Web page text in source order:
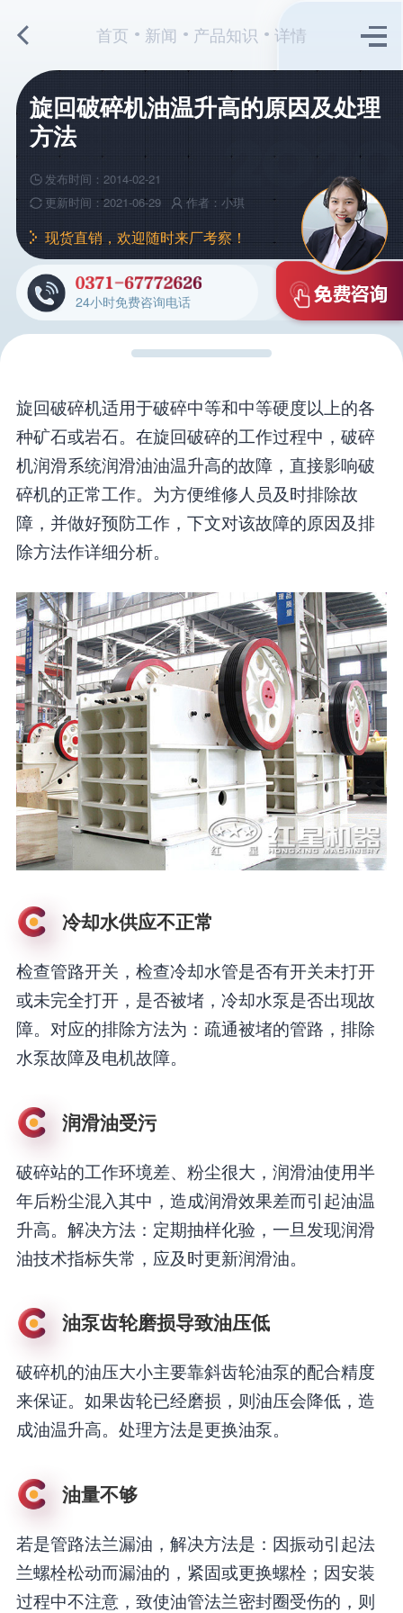
首页 新闻 产品知识 详情
旋回破碎机油温升高的原因及处理
方法
发布时间：2014-02-21
更新时间：2021-06-29
作者：小琪
现货直销，欢迎随时来厂考察！
24小时免费咨询电话
旋回破碎机适用于破碎中等和中等硬度以上的各
种矿石或岩石。在旋回破碎的工作过程中，破碎
机润滑系统润滑油油温升高的故障，直接影响破
碎机的正常工作。为方便维修人员及时排除故
障，并做好预防工作，下文对该故障的原因及排
除方法作详细分析。
冷却水供应不正常
检查管路开关，检查冷却水管是否有开关未打开
或未完全打开，是否被堵，冷却水泵是否出现故
障。对应的排除方法为：疏通被堵的管路，排除
水泵故障及电机故障。
润滑油受污
破碎站的工作环境差、粉尘很大，润滑油使用半
年后粉尘混入其中，造成润滑效果差而引起油温
升高。解决方法：定期抽样化验，一旦发现润滑
油技术指标失常，应及时更新润滑油。
油泵齿轮磨损导致油压低
破碎机的油压大小主要靠斜齿轮油泵的配合精度
来保证。如果齿轮已经磨损，则油压会降低，造
成油温升高。处理方法是更换油泵。
油量不够
若是管路法兰漏油，解决方法是：因振动引起法
兰螺栓松动而漏油的，紧固或更换螺栓；因安装
过程中不注意，致使油管法兰密封圈受伤的，则